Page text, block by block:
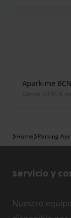
Apark-me BCN
desde 93,90 €
Home Parking
Servicio y
Nuestro